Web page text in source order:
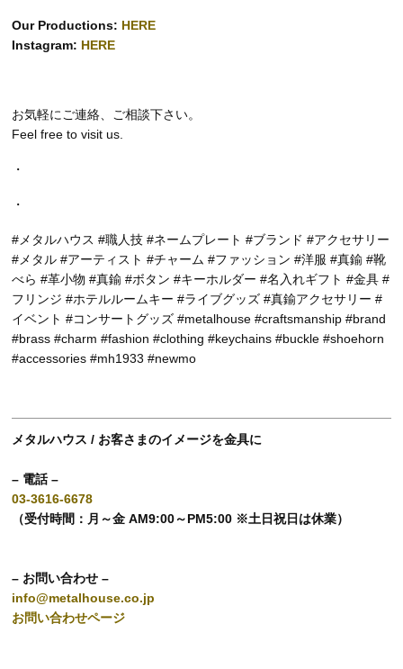
Our Productions: HERE
Instagram: HERE
お気軽にご連絡、ご相談下さい。
Feel free to visit us.
・
・
#メタルハウス #職人技 #ネームプレート #ブランド #アクセサリー
#メタル #アーティスト #チャーム #ファッション #洋服 #真鍮 #靴
べら #革小物 #真鍮 #ボタン #キーホルダー #名入れギフト #金具 #
フリンジ #ホテルルームキー #ライブグッズ #真鍮アクセサリー #
イベント #コンサートグッズ #metalhouse #craftsmanship #brand
#brass #charm #fashion #clothing #keychains #buckle #shoehorn
#accessories #mh1933 #newmo
メタルハウス / お客さまのイメージを金具に
– 電話 –
03-3616-6678
（受付時間：月～金 AM9:00～PM5:00 ※土日祝日は休業）
– お問い合わせ –
info@metalhouse.co.jp
お問い合わせページ